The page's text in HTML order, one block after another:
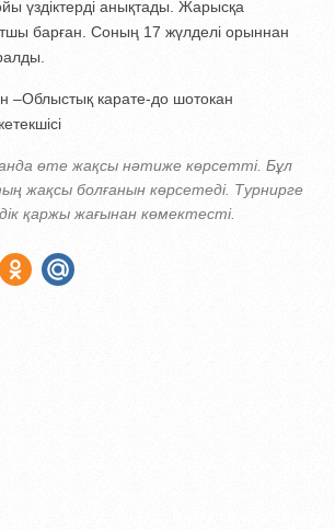
үздіктерді анықтады. Жарысқа
барған. Соның 17 жүлделі орыннан
–Облыстық карате-до шотокан
өте жақсы нәтиже көрсетті. Бұл
жақсы болғанын көрсетеді. Турнирге
қаржы жағынан көмектесті.